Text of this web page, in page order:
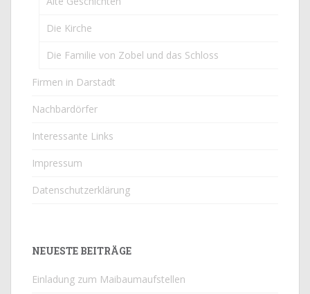
Die Kirche
Die Familie von Zobel und das Schloss
Firmen in Darstadt
Nachbardörfer
Interessante Links
Impressum
Datenschutzerklärung
NEUESTE BEITRÄGE
Einladung zum Maibaumaufstellen